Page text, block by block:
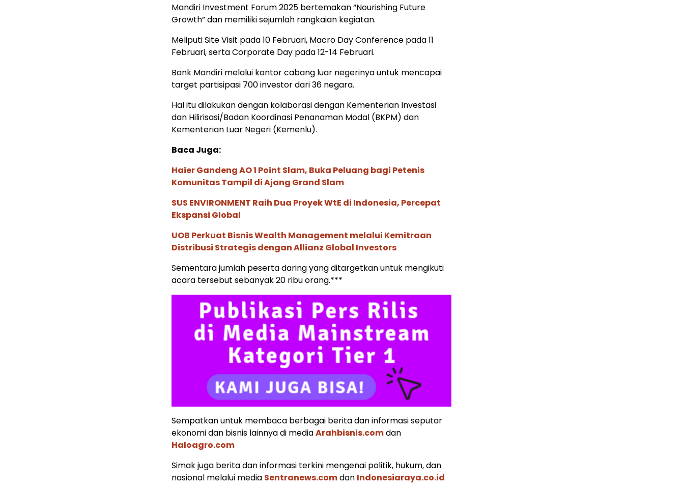
Mandiri Investment Forum 2025 bertemakan “Nourishing Future
Growth” dan memiliki sejumlah rangkaian kegiatan.
Meliputi Site Visit pada 10 Februari, Macro Day Conference pada 11
Februari, serta Corporate Day pada 12-14 Februari.
Bank Mandiri melalui kantor cabang luar negerinya untuk mencapai
target partisipasi 700 investor dari 36 negara.
Hal itu dilakukan dengan kolaborasi dengan Kementerian Investasi
dan Hilirisasi/Badan Koordinasi Penanaman Modal (BKPM) dan
Kementerian Luar Negeri (Kemenlu).
Baca Juga:
Haier Gandeng AO 1 Point Slam, Buka Peluang bagi Petenis
Komunitas Tampil di Ajang Grand Slam
SUS ENVIRONMENT Raih Dua Proyek WtE di Indonesia, Percepat
Ekspansi Global
UOB Perkuat Bisnis Wealth Management melalui Kemitraan
Distribusi Strategis dengan Allianz Global Investors
Sementara jumlah peserta daring yang ditargetkan untuk mengikuti
acara tersebut sebanyak 20 ribu orang.***
Sempatkan untuk membaca berbagai berita dan informasi seputar
ekonomi dan bisnis lainnya di mediaArahbisnis.comdan
Haloagro.com
Simak juga berita dan informasi terkini mengenai politik, hukum, dan
nasional melalui media Sentranews.comdan Indonesiaraya.co.id